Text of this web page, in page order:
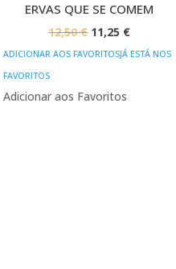
ERVAS QUE SE COMEM
12,50€ O
PREÇO
ERA:
11,25 €O
PREÇO
ADICIONAR AOS FAVORITOSJÁ ESTÁ NOS
FAVORITOS
Adicionar aos Favoritos